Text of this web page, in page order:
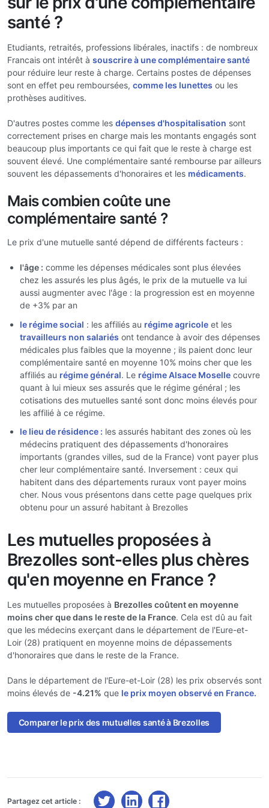
santé ?
Etudiants, retraités, professions libérales, inactifs : de nombreux
Francais ont intérêt à souscrire à une complémentaire santé
pour réduire leur reste à charge. Certains postes de dépenses
sont en effet peu remboursées, comme les lunettes ou les
prothèses auditives.
D'autres postes comme les dépenses d'hospitalisation sont
correctement prises en charge mais les montants engagés sont
beaucoup plus importants ce qui fait que le reste à charge est
souvent élevé. Une complémentaire santé rembourse par ailleurs
souvent les dépassements d'honoraires et les médicaments.
Mais combien coûte une
complémentaire santé ?
Le prix d'une mutuelle santé dépend de différents facteurs :
l'âge : comme les dépenses médicales sont plus élevées
chez les assurés les plus âgés, le prix de la mutuelle va lui
aussi augmenter avec l'âge : la progression est en moyenne
de +3% par an
le régime social : les affiliés au régime agricole et les
travailleurs non salariés ont tendance à avoir des dépenses
médicales plus faibles que la moyenne ; ils paient donc leur
complémentaire santé en moyenne 10% moins cher que les
affiliés au régime général. Le régime Alsace Moselle couvre
quant à lui mieux ses assurés que le régime général ; les
cotisations des mutuelles santé sont donc moins élevés pour
les affilié à ce régime.
le lieu de résidence : les assurés habitant des zones où les
médecins pratiquent des dépassements d'honoraires
importants (grandes villes, sud de la France) vont payer plus
cher leur complémentaire santé. Inversement : ceux qui
habitent dans des départements ruraux vont payer moins
cher. Nous vous présentons dans cette page quelques prix
obtenu pour un assuré habitant à Brezolles
Les mutuelles proposées à
Brezolles sont-elles plus chères
qu'en moyenne en France ?
Les mutuelles proposées à Brezolles coûtent en moyenne
moins cher que dans le reste de la France. Cela est dû au fait
que les médecins exerçant dans le département de l'Eure-et-
Loir (28) pratiquent en moyenne moins de dépassements
d'honoraires que dans le reste de la France.
Dans le département de l'Eure-et-Loir (28) les prix observés sont
moins élevés de -4.21% que le prix moyen observé en France.
Comparer le prix des mutuelles santé à Brezolles
Partagez cet article :